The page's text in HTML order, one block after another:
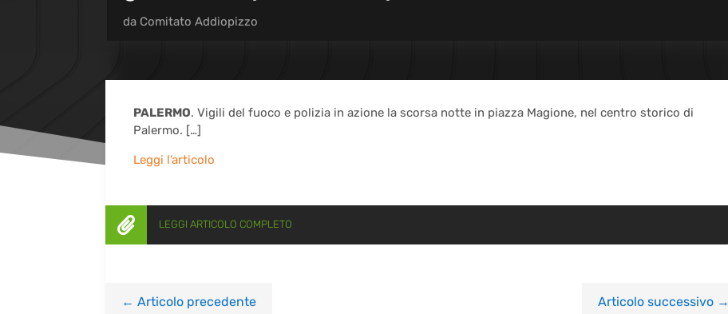
da Comitato Addiopizzo
PALERMO. Vigili del fuoco e polizia in azione la scorsa notte in piazza Magione, nel centro storico di
Palermo. […]
Leggi l’articolo
 LEGGI ARTICOLO COMPLETO
← Articolo precedente Articolo successivo→